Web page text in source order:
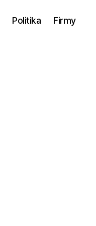
Politika Firmy